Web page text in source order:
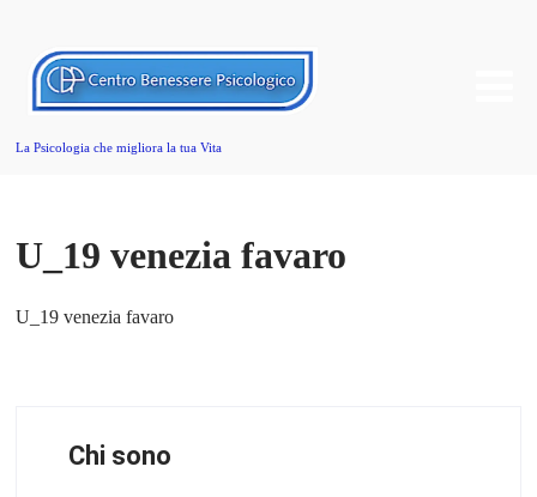
La Psicologia che migliora la tua Vita
U_19 venezia favaro
U_19 venezia favaro
Chi sono